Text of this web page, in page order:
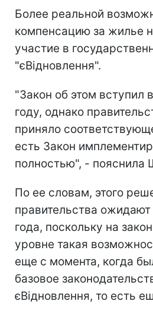
Более реальной
компенсацию за жилье
участие в
"єВідновлення".
"Закон об этом вступил
году, однако
приняло
есть Закон
полностью", - пояснила
По ее словам, этого
правительства
года, поскольку на
уровне такая
еще с момента, когда
базовое
єВідновлення, то есть